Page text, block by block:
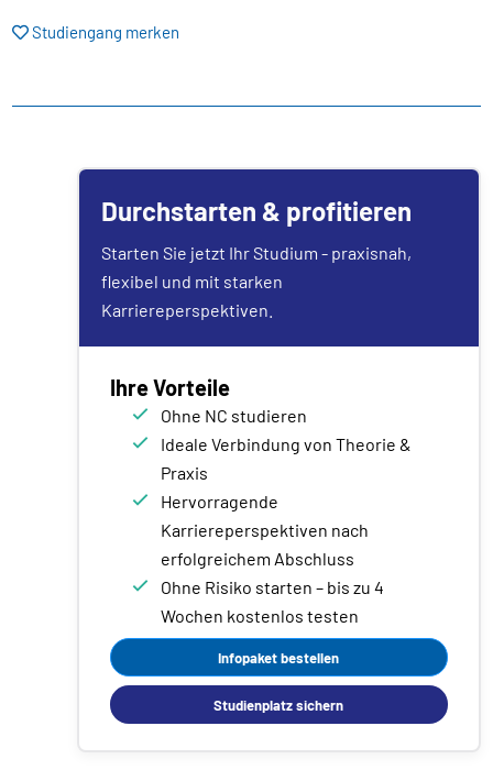
Studiengang merken
Durchstarten & profitieren
Starten Sie jetzt Ihr Studium - praxisnah,
flexibel und mit starken
Karriereperspektiven.
Ihre Vorteile
Ohne NC studieren
Ideale Verbindung von Theorie &
Praxis
Hervorragende
Karriereperspektiven nach
erfolgreichem Abschluss
Ohne Risiko starten – bis zu 4
Wochen kostenlos testen
Infopaket bestellen
Studienplatz sichern